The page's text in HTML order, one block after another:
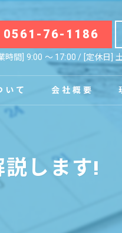
0561-76-1186
時間] 9:00 〜 17:00 / [定休日]
いて 会社概要
します!